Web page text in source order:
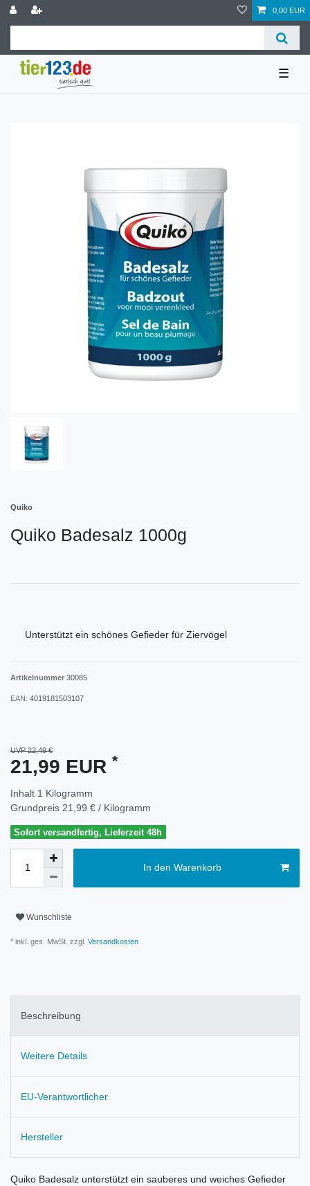
0,00 EUR
☰
Quiko
Quiko Badesalz 1000g
Unterstützt ein schönes Gefieder für Ziervögel
Artikelnummer 30085
EAN: 4019181503107
UVP 22,49 €
21,99 EUR *
Inhalt 1 Kilogramm
Grundpreis 21,99 € / Kilogramm
Sofort versandfertig, Lieferzeit 48h
In den Warenkorb
Wunschliste
* inkl. ges. MwSt. zzgl. Versandkosten
Beschreibung
Weitere Details
EU-Verantwortlicher
Hersteller
Quiko Badesalz unterstützt ein sauberes und weiches Gefieder